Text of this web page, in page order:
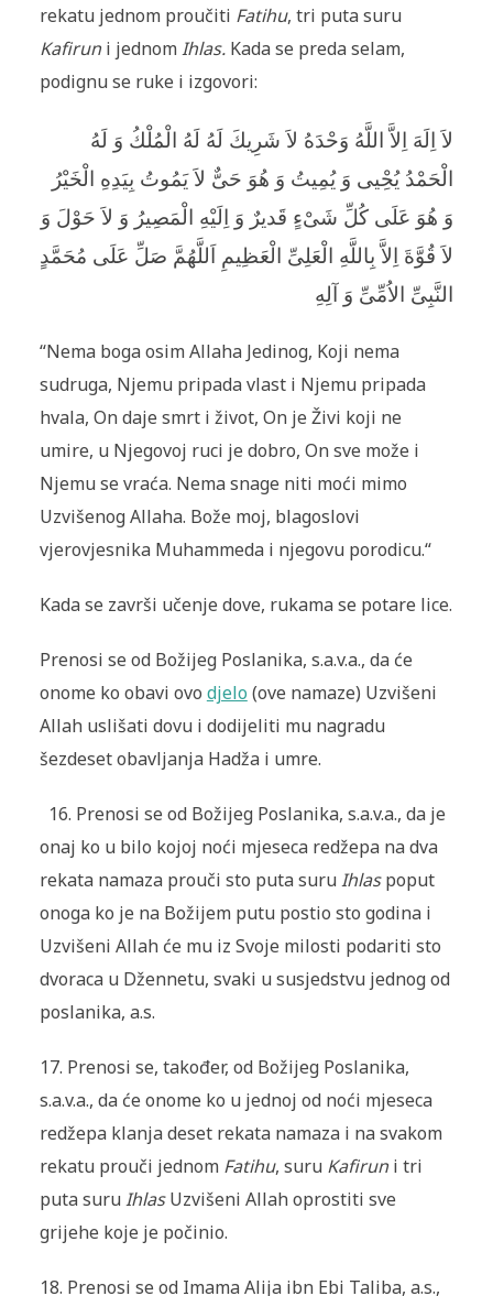
rekatu jednom proučiti Fatihu, tri puta suru
Kafiruni jednomIhlas.Kada se preda selam,
podignu se ruke i izgovori:
لاَ اِلَهَ اِلاَّ اللَّهُ وَحْدَهُ لاَ شَرِيكَ لَهُ لَهُ الْمُلْكُ وَ لَهُ
الْحَمْدُ يُحِْيى وَ يُمِيتُ وَ هُوَ حَىٌّ لاَ يَمُوتُ بِيَدِهِ الْخَيْرُ
وَ هُوَ عَلَى كُلِّ شَىْءٍ قَديرٌ وَ اِلَيْهِ الْمَصِيرُ وَ لاَ حَوْلَ وَ
لاَ قُوَّةَ اِلاَّ بِاللَّهِ الْعَلِىِّ الْعَظِيمِ اَللَّهُمَّ صَلِّ عَلَى مُحَمَّدٍ
النَّبِىِّ الاُمِّىِّ وَ آلِهِ
“Nema boga osim Allaha Jedinog, Koji nema
sudruga, Njemu pripada vlast i Njemu pripada
hvala, On daje smrt i život, On je Živi koji ne
umire, u Njegovoj ruci je dobro, On sve može i
Njemu se vraća. Nema snage niti moći mimo
Uzvišenog Allaha. Bože moj, blagoslovi
vjerovjesnika Muhammeda i njegovu porodicu.“
Kada se završi učenje dove, rukama se potare lice.
Prenosi se od Božijeg Poslanika, s.a.v.a., da će
onome ko obavi ovo djelo (ove namaze) Uzvišeni
Allah uslišati dovu i dodijeliti mu nagradu
šezdeset obavljanja Hadža i umre.
16. Prenosi se od Božijeg Poslanika, s.a.v.a., da je
onaj ko u bilo kojoj noći mjeseca redžepa na dva
rekata namaza prouči sto puta suruIhlaspoput
onoga ko je na Božijem putu postio sto godina i
Uzvišeni Allah će mu iz Svoje milosti podariti sto
dvoraca u Džennetu, svaki u susjedstvu jednog od
poslanika, a.s.
17. Prenosi se, također, od Božijeg Poslanika,
s.a.v.a., da će onome ko u jednoj od noći mjeseca
redžepa klanja deset rekata namaza i na svakom
rekatu prouči jednom Fatihu, suru Kafiruni tri
puta suruIhlasUzvišeni Allah oprostiti sve
grijehe koje je počinio.
18. Prenosi se od Imama Alija ibn Ebi Taliba, a.s.,